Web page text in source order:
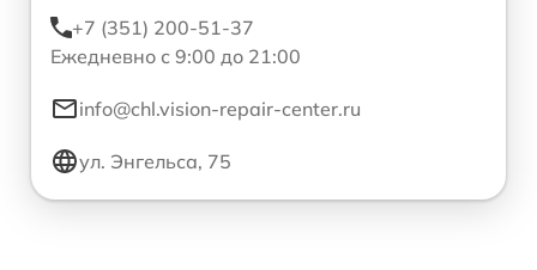
+7 (351) 200-51-37
Ежедневно с 9:00 до 21:00
info@chl.vision-repair-center.ru
ул. Энгельса, 75